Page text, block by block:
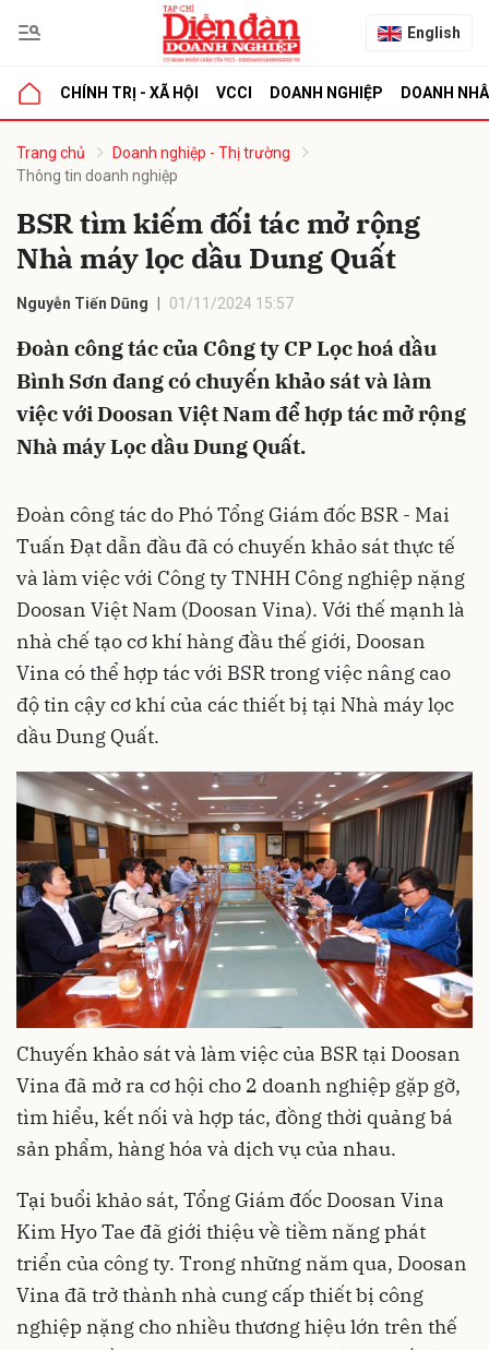
English
CHÍNH TRỊ - XÃ HỘI VCCI DOANH NGHIỆP DOANH
Trang chủ
Doanh nghiệp - Thị trường
Thông tin doanh nghiệp
BSR tìm kiếm đối tác mở rộng
Nhà máy lọc dầu Dung Quất
Nguyễn Tiến Dũng 01/11/2024 15:57
Đoàn công tác của Công ty CP Lọc hoá dầu
Bình Sơn đang có chuyến khảo sát và làm
việc với Doosan Việt Nam để hợp tác mở rộng
Nhà máy Lọc dầu Dung Quất.
Đoàn công tác do Phó Tổng Giám đốc BSR - Mai
Tuấn Đạt dẫn đầu đã có chuyến khảo sát thực tế
và làm việc với Công ty TNHH Công nghiệp nặng
Doosan Việt Nam (Doosan Vina). Với thế mạnh là
nhà chế tạo cơ khí hàng đầu thế giới, Doosan
Vina có thể hợp tác với BSR trong việc nâng cao
độ tin cậy cơ khí của các thiết bị tại Nhà máy lọc
dầu Dung Quất.
Chuyến khảo sát và làm việc của BSR tại Doosan
Vina đã mở ra cơ hội cho 2 doanh nghiệp gặp gỡ,
tìm hiểu, kết nối và hợp tác, đồng thời quảng bá
sản phẩm, hàng hóa và dịch vụ của nhau.
Tại buổi khảo sát, Tổng Giám đốc Doosan Vina
Kim Hyo Tae đã giới thiệu về tiềm năng phát
triển của công ty. Trong những năm qua, Doosan
Vina đã trở thành nhà cung cấp thiết bị công
nghiệp nặng cho nhiều thương hiệu lớn trên thế
luận